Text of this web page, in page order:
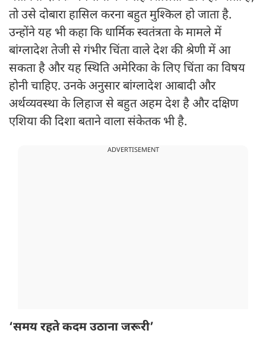
तो उसे दोबारा हासिल करना बहुत मुश्किल हो जाता है.
उन्होंने यह भी कहा कि धार्मिक स्वतंत्रता के मामले में
बांग्लादेश तेजी से गंभीर चिंता वाले देश की श्रेणी में आ
सकता है और यह स्थिति अमेरिका के लिए चिंता का विषय
होनी चाहिए. उनके अनुसार बांग्लादेश आबादी और
अर्थव्यवस्था के लिहाज से बहुत अहम देश है और दक्षिण
एशिया की दिशा बताने वाला संकेतक भी है.
ADVERTISEMENT
‘समय रहते कदम उठाना जरूरी’